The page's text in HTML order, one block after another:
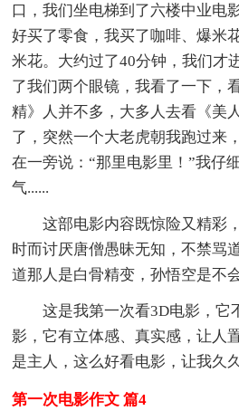
口，我们坐电梯到了六楼中业电
好买了零食，我买了咖啡、爆米
米花。大约过了40分钟，我们才
了我们两个眼镜，我看了一下，
精》人并不多，大多人去看《美
了，突然一个大老虎朝我跑过来
在一旁说：“那里电影里！”我仔
气......
这部电影内容既惊险又精彩，
时而讨厌唐僧愚昧无知，不禁骂
道那人是白骨精变，孙悟空是不
这是我第一次看3D电影，它
影，它有立体感、真实感，让人
是主人，这么好看电影，让我久
第一次电影作文 篇4